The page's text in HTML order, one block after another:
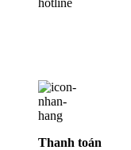
Thanh toán